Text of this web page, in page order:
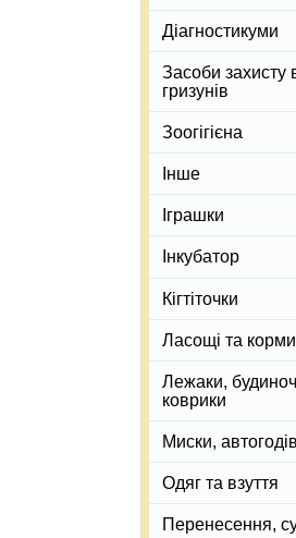
Діагностикуми
Засоби захисту
гризунів
Зоогігієна
Інше
Іграшки
Інкубатор
Кігтіточки
Ласощі та корми
Лежаки,
коврики
Миски,
Одяг та взуття
Перенесення,